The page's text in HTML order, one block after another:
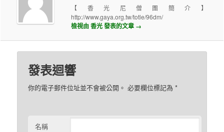
【香光尼僧團簡介】
http://www.gaya.org.tw/totle/96dm/
檢視由 香光 發表的文章 →
發表迴響
你的電子郵件位址並不會被公開。 必要欄位標記為*
名稱